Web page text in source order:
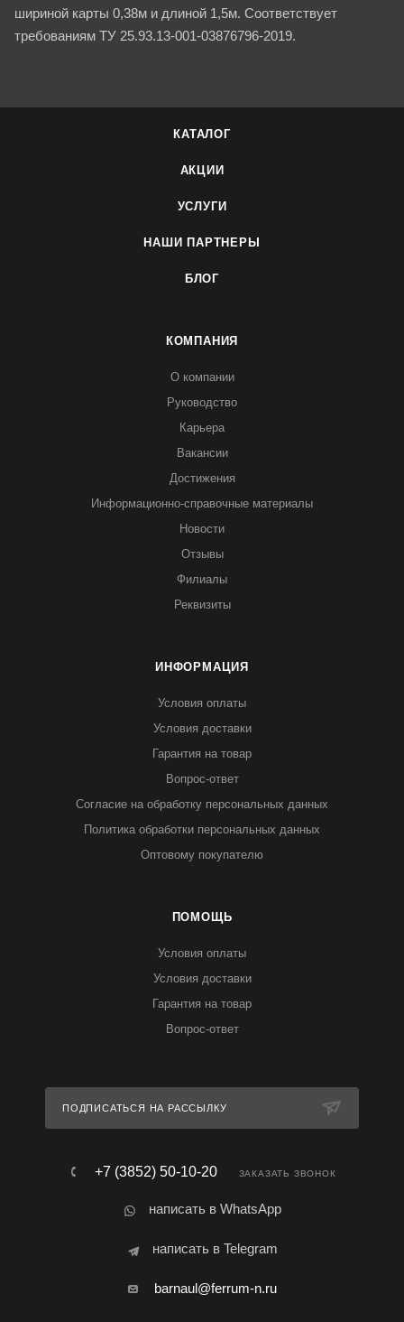
шириной карты 0,38м и длиной 1,5м. Соответствует
требованиям ТУ 25.93.13-001-03876796-2019.
КАТАЛОГ
АКЦИИ
УСЛУГИ
НАШИ ПАРТНЕРЫ
БЛОГ
КОМПАНИЯ
О компании
Руководство
Карьера
Вакансии
Достижения
Информационно-справочные материалы
Новости
Отзывы
Филиалы
Реквизиты
ИНФОРМАЦИЯ
Условия оплаты
Условия доставки
Гарантия на товар
Вопрос-ответ
Согласие на обработку персональных данных
Политика обработки персональных данных
Оптовому покупателю
ПОМОЩЬ
Условия оплаты
Условия доставки
Гарантия на товар
Вопрос-ответ
ПОДПИСАТЬСЯ НА РАССЫЛКУ
+7 (3852) 50-10-20 ЗАКАЗАТЬ ЗВОНОК
написать в WhatsApp
написать в Telegram
barnaul@ferrum-n.ru